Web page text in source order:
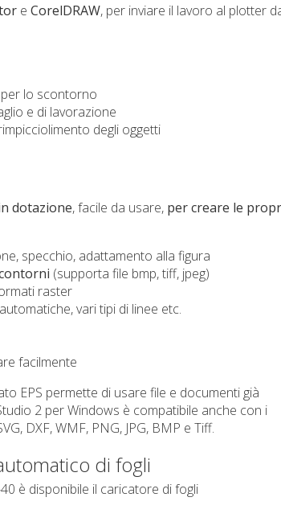
e CorelDRAW, per inviare il lavoro al plotter
lo scontorno
e di lavorazione
degli oggetti
dotazione, facile da usare, per creare le
specchio, adattamento alla figura
(supporta file bmp, tiff, jpeg)
raster
vari tipi di linee etc.
facilmente
EPS permette di usare file e documenti già
2 per Windows è compatibile anche con i
DXF, WMF, PNG, JPG, BMP e Tiff.
di fogli
è disponibile il caricatore di fogli